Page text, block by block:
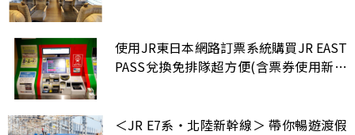
使用JR東日本網路訂票系統購買JR EAST
PASS兌換免排隊超方便(含票券使用新規
＜JR E7系・北陸新幹線＞ 帶你暢遊渡假